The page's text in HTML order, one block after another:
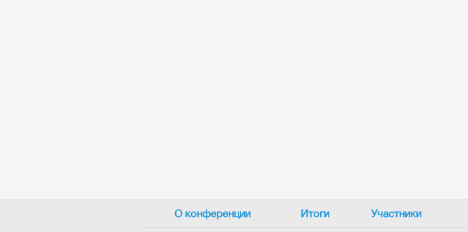
О конференции Итоги Участники